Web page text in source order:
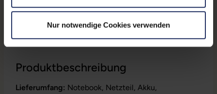
Nur notwendige Cookies verwenden
Produktbeschreibung
Lieferumfang: Notebook, Netzteil, Akku,
Maße (LxBxH): 359 x 236 x 22 mm
Gewicht: 1,8 kg